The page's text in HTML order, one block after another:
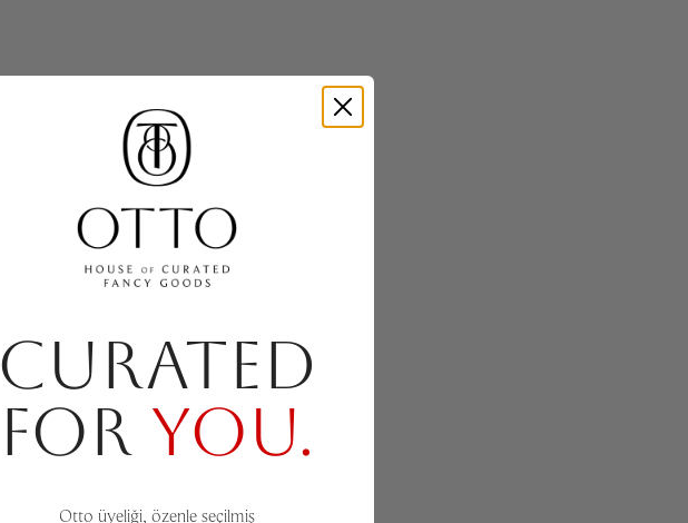
CURATED
FOR YOU.
Otto üyeliği, özenle seçilmiş